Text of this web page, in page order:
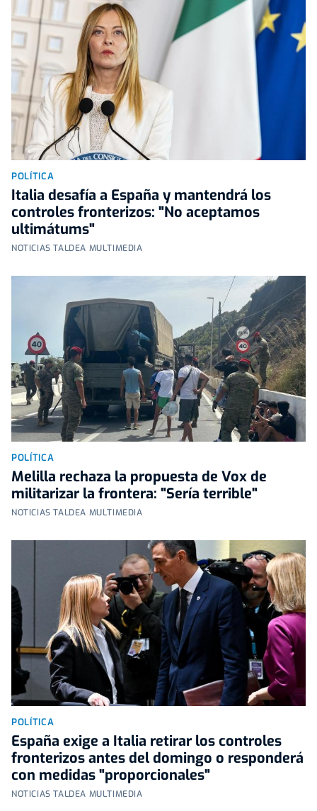
POLÍTICA
Italia desafía a España y mantendrá los
controles fronterizos: "No aceptamos
ultimátums"
NOTICIAS TALDEA MULTIMEDIA
POLÍTICA
Melilla rechaza la propuesta de Vox de
militarizar la frontera: "Sería terrible"
NOTICIAS TALDEA MULTIMEDIA
POLÍTICA
España exige a Italia retirar los controles
fronterizos antes del domingo o responderá
con medidas "proporcionales"
NOTICIAS TALDEA MULTIMEDIA